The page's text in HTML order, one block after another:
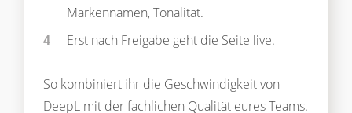
Markennamen, Tonalität.
Erst nach Freigabe geht die Seite live.
So kombiniert ihr die Geschwindigkeit von
DeepL mit der fachlichen Qualität eures Teams.